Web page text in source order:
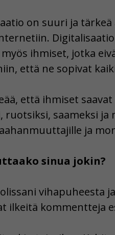
on suuri ja
ihmiset, jotka
että ne sopivat
että ihmiset
ruotsiksi, saameksi
ja
sinua jokin?
vihapuheesta
ilkeitä kommentteja